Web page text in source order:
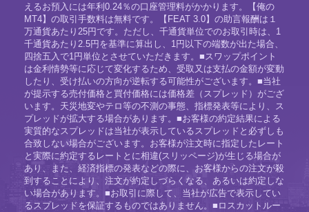
えるお預入には年利0.24％の口座管理料がかかります。【俺の
MT4】の取引手数料は無料です。【FEAT 3.0】の助言報酬は１
万通貨あたり25円です。ただし、千通貨単位でのお取引時は、1
千通貨あたり2.5円を基準に算出し、1円以下の端数が出た場合、
四捨五入で1円単位とさせていただきます。■スワップポイント
は金利情勢等に応じて変化するため、受取又は支払の金額が変動
したり、受け払いの方向が逆転する可能性がございます。■当社
が提示する売付価格と買付価格には価格差（スプレッド）がござ
います。天災地変やテロ等の不測の事態、指標発表等により、ス
プレッドが拡大する場合があります。■お客様の約定結果による
実質的なスプレッドは当社が表示しているスプレッドと必ずしも
合致しない場合がございます。お客様が注文時に指定したレート
と実際に約定するレートとに相違(スリッページ)が生じる場合が
あり、また、経済指標の発表などの際に、お客様からの注文が殺
到することにより、注文が約定しづらくなる、あるいは約定しな
い場合があります。■お取引に際して、当社が広告で表示してい
るスプレッドを保証するものではありません。■ロスカットルー